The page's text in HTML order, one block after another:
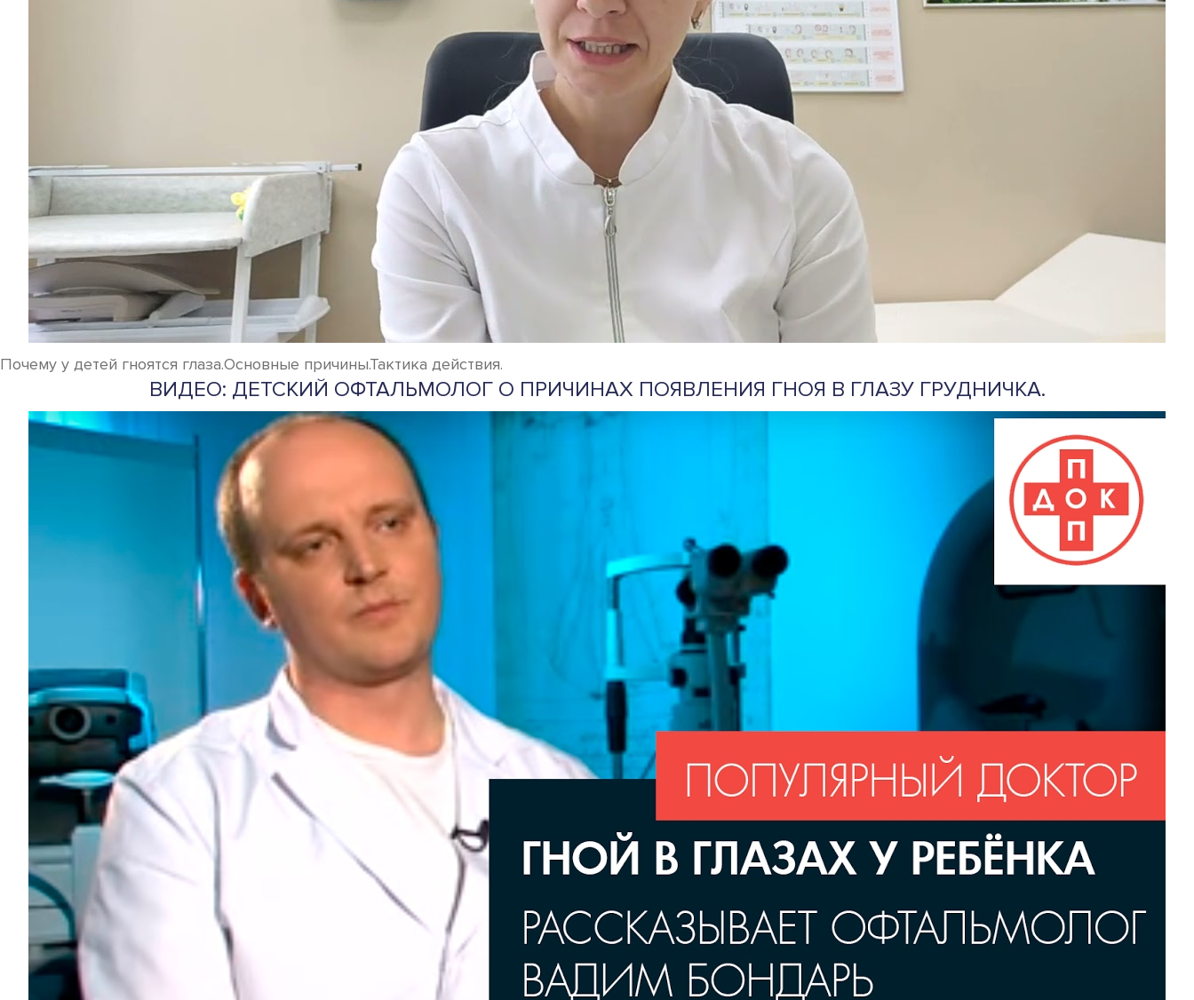
Почему у детей гноятся глаза.Основные причины.Тактика действия.
ВИДЕО: ДЕТСКИЙ ОФТАЛЬМОЛОГ О ПРИЧИНАХ ПОЯВЛЕНИЯ ГНОЯ В ГЛАЗУ ГРУДНИЧКА.